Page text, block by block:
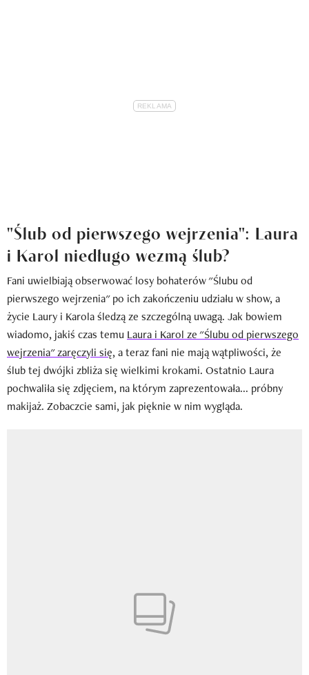
"Ślub od pierwszego wejrzenia": Laura
i Karol niedługo wezmą ślub?
Fani uwielbiają obserwować losy bohaterów "Ślubu od
pierwszego wejrzenia" po ich zakończeniu udziału w show, a
życie Laury i Karola śledzą ze szczególną uwagą. Jak bowiem
wiadomo, jakiś czas temu Laura i Karol ze "Ślubu od pierwszego
wejrzenia" zaręczyli się, a teraz fani nie mają wątpliwości, że
ślub tej dwójki zbliża się wielkimi krokami. Ostatnio Laura
pochwaliła się zdjęciem, na którym zaprezentowała... próbny
makijaż. Zobaczcie sami, jak pięknie w nim wygląda.